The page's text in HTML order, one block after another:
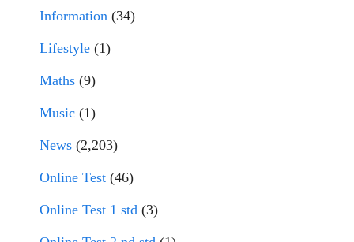
Information (34)
Lifestyle (1)
Maths (9)
Music (1)
News (2,203)
Online Test (46)
Online Test 1 std (3)